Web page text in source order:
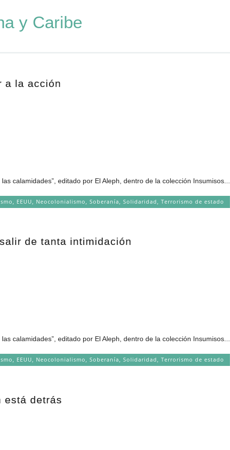
y Caribe
a la acción
calamidades”, editado por El Aleph, dentro de la colección Insumisos...
, EEUU, Neocolonialismo,Soberanía,Solidaridad,Terrorismo de estado
de tanta intimidación
calamidades”, editado por El Aleph, dentro de la colección Insumisos...
, EEUU, Neocolonialismo,Soberanía,Solidaridad,Terrorismo de estado
está detrás